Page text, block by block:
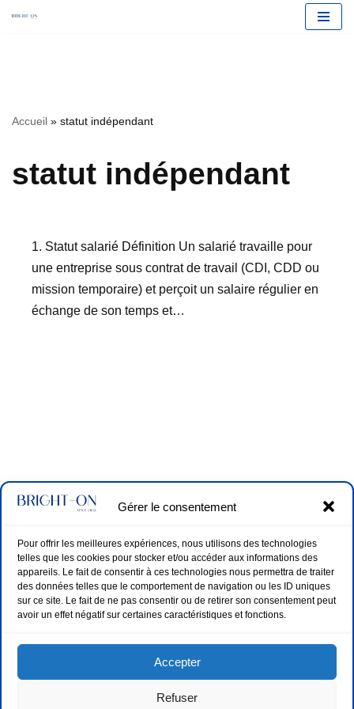
Gérer le consentement
Pour offrir les meilleures expériences, nous utilisons des technologies
telles que les cookies pour stocker et/ou accéder aux informations des
appareils. Le fait de consentir à ces technologies nous permettra de traiter
des données telles que le comportement de navigation ou les ID uniques
sur ce site. Le fait de ne pas consentir ou de retirer son consentement peut
avoir un effet négatif sur certaines caractéristiques et fonctions.
Accepter
Refuser
au
Accueil » statut indépendant
statut indépendant
1. Statut salarié Définition Un salarié travaille pour
une entreprise sous contrat de travail (CDI, CDD ou
mission temporaire) et perçoit un salaire régulier en
échange de son temps et…